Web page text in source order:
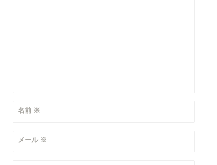
名前 ※
メール ※